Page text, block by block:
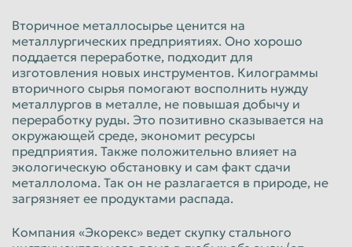
Мытищи Набережные Челны
Нальчик Нижневартовск
Нижнекамск Нижний Новгород
Нижний Тагил Новокузнецк
Новороссийск Новосибирск
Новочеркасск Норильск
Омск Орёл
Оренбург Орск
Вторичное металлосырье ценится на
металлургических предприятиях. Оно хорошо
поддается переработке, подходит для
изготовления новых инструментов. Килограммы
вторичного сырья помогают восполнить нужду
металлургов в металле, не повышая добычу и
переработку руды. Это позитивно сказывается на
окружающей среде, экономит ресурсы
предприятия. Также положительно влияет на
экологическую обстановку и сам факт сдачи
металлолома. Так он не разлагается в природе, не
загрязняет ее продуктами распада.
Компания «Экорекс» ведет скупку стального